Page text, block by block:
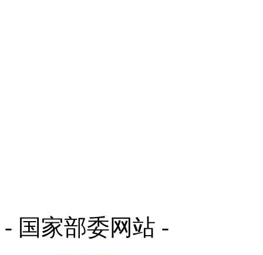
- 国家部委网站 -